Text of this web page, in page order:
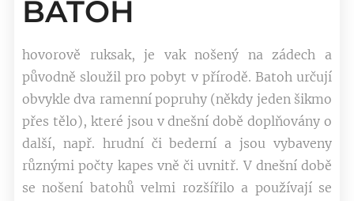
BATOH
hovorově ruksak, je vak nošený na zádech a
původně sloužil pro pobyt v přírodě. Batoh určují
obvykle dva ramenní popruhy (někdy jeden šikmo
přes tělo), které jsou v dnešní době doplňovány o
další, např. hrudní či bederní a jsou vybaveny
různými počty kapes vně či uvnitř. V dnešní době
se nošení batohů velmi rozšířilo a používají se